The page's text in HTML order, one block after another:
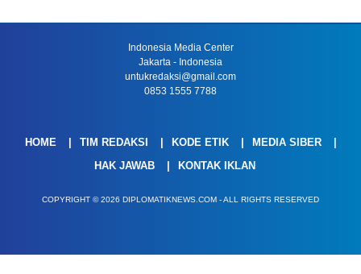
Indonesia Media Center
Jakarta - Indonesia
untukredaksi@gmail.com
0853 1555 7788
HOME TIM REDAKSI KODE ETIK
MEDIA SIBER
HAK JAWAB
KONTAK IKLAN
COPYRIGHT © 2026 DIPLOMATIKNEWS.COM - ALL RIGHTS RESERVED